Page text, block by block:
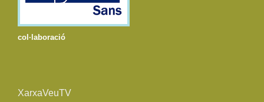
col·laboració
XarxaVeuTV